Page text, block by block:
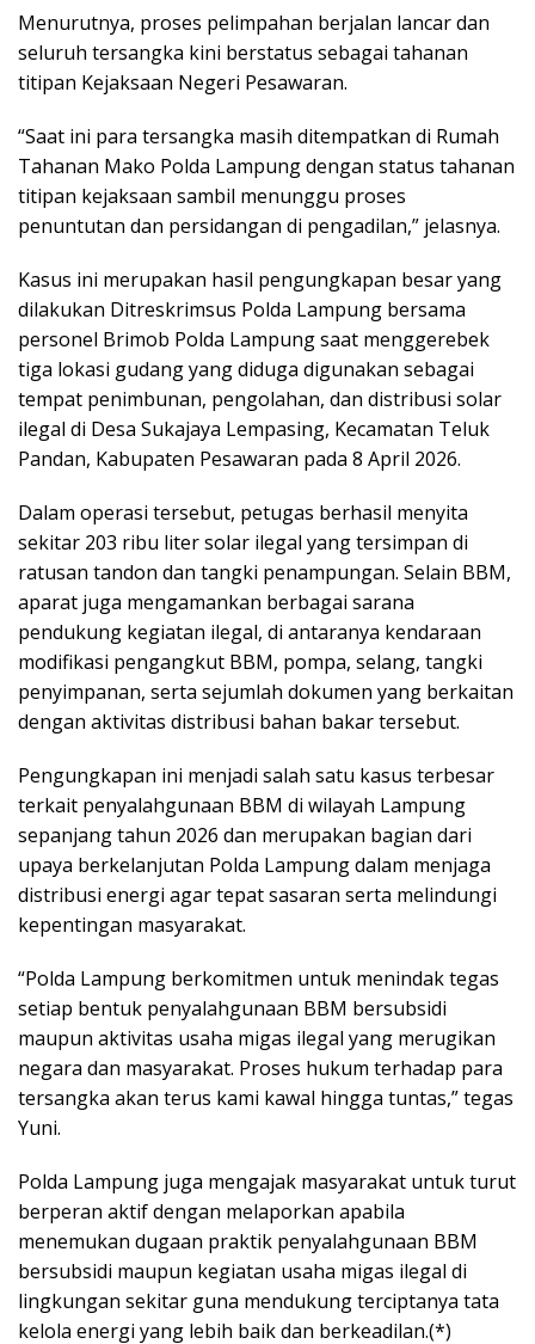
Menurutnya, proses pelimpahan berjalan lancar dan
seluruh tersangka kini berstatus sebagai tahanan
titipan Kejaksaan Negeri Pesawaran.
“Saat ini para tersangka masih ditempatkan di Rumah
Tahanan Mako Polda Lampung dengan status tahanan
titipan kejaksaan sambil menunggu proses
penuntutan dan persidangan di pengadilan,” jelasnya.
Kasus ini merupakan hasil pengungkapan besar yang
dilakukan Ditreskrimsus Polda Lampung bersama
personel Brimob Polda Lampung saat menggerebek
tiga lokasi gudang yang diduga digunakan sebagai
tempat penimbunan, pengolahan, dan distribusi solar
ilegal di Desa Sukajaya Lempasing, Kecamatan Teluk
Pandan, Kabupaten Pesawaran pada 8 April 2026.
Dalam operasi tersebut, petugas berhasil menyita
sekitar 203 ribu liter solar ilegal yang tersimpan di
ratusan tandon dan tangki penampungan. Selain BBM,
aparat juga mengamankan berbagai sarana
pendukung kegiatan ilegal, di antaranya kendaraan
modifikasi pengangkut BBM, pompa, selang, tangki
penyimpanan, serta sejumlah dokumen yang berkaitan
dengan aktivitas distribusi bahan bakar tersebut.
Pengungkapan ini menjadi salah satu kasus terbesar
terkait penyalahgunaan BBM di wilayah Lampung
sepanjang tahun 2026 dan merupakan bagian dari
upaya berkelanjutan Polda Lampung dalam menjaga
distribusi energi agar tepat sasaran serta melindungi
kepentingan masyarakat.
“Polda Lampung berkomitmen untuk menindak tegas
setiap bentuk penyalahgunaan BBM bersubsidi
maupun aktivitas usaha migas ilegal yang merugikan
negara dan masyarakat. Proses hukum terhadap para
tersangka akan terus kami kawal hingga tuntas,” tegas
Yuni.
Polda Lampung juga mengajak masyarakat untuk turut
berperan aktif dengan melaporkan apabila
menemukan dugaan praktik penyalahgunaan BBM
bersubsidi maupun kegiatan usaha migas ilegal di
lingkungan sekitar guna mendukung terciptanya tata
kelola energi yang lebih baik dan berkeadilan.(*)